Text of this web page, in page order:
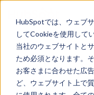
HubSpotでは、ウェブ
してCookieを使用して
当社のウェブサイトと
ため必須となります。
お客さまに合わせた広
ど、ウェブサイト上で
リー